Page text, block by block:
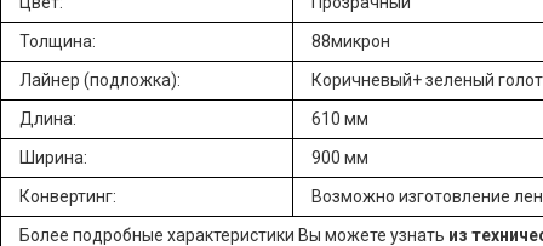
Толщина:
88микрон
Лайнер (подложка):
Коричневый+ зеленый
Длина:
610 мм
Ширина:
900 мм
Конвертинг:
Возможно изготовление
Более подробные характеристики Вы можете узнать из